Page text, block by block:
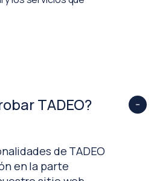
TADEO?
de TADEO
en la parte